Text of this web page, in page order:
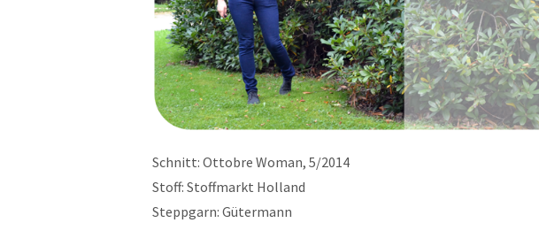
Schnitt: Ottobre Woman, 5/2014
Stoff: Stoffmarkt Holland
Steppgarn: Gütermann